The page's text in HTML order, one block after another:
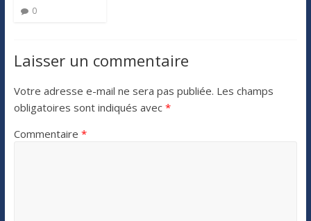
0
Laisser un commentaire
Votre adresse e-mail ne sera pas publiée. Les champs
obligatoires sont indiqués avec *
Commentaire *